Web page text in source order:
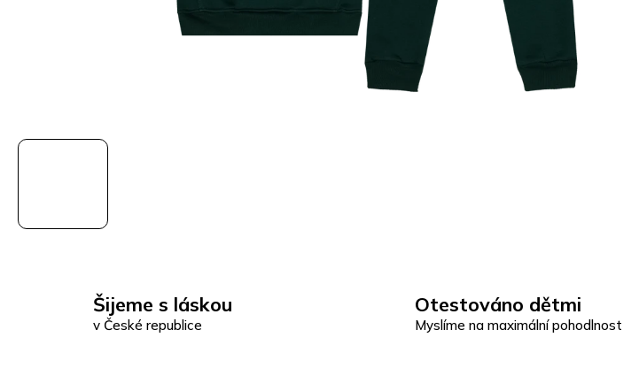
Šijeme s láskou
v České republice
Otestováno dětmi
Myslíme na maximální pohodlnost